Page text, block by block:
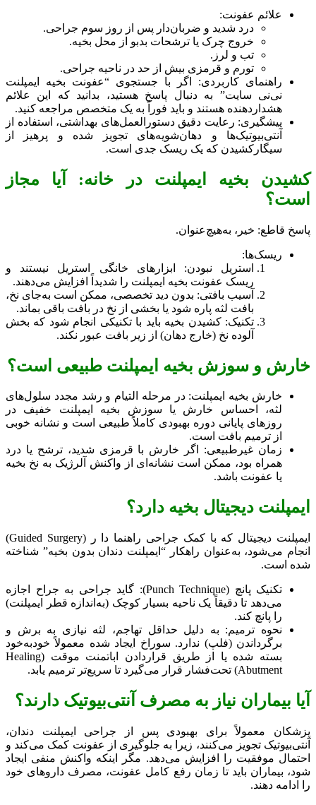
علائم عفونت:
درد شدید و ضربان‌دار پس از روز سوم جراحی.
خروج چرک یا ترشحات بدبو از محل بخیه.
تب و لرز.
تورم و قرمزی بیش از حد در ناحیه جراحی.
راهنمای کاربردی: اگر با جستجوی “عفونت بخیه ایمپلنت
نی‌نی سایت” به دنبال پاسخ هستید، بدانید که این علائم
هشداردهنده هستند و باید فوراً به یک متخصص مراجعه کنید.
پیشگیری: رعایت دقیق دستورالعمل‌های بهداشتی، استفاده از
آنتی‌بیوتیک‌ها و دهان‌شویه‌های تجویز شده و پرهیز از
سیگارکشیدن که یک ریسک جدی است.
کشیدن بخیه ایمپلنت در خانه: آیا مجاز
است؟
پاسخ قاطع: خیر، به‌هیچ‌عنوان.
ریسک‌ها:
استریل نبودن: ابزارهای خانگی استریل نیستند و
ریسک عفونت بخیه ایمپلنت را شدیداً افزایش می‌دهند.
آسیب بافتی: بدون دید تخصصی، ممکن است به‌جای نخ،
بافت لثه پاره شود یا بخشی از نخ در بافت باقی بماند.
تکنیک: کشیدن بخیه باید با تکنیکی انجام شود که بخش
آلوده نخ (خارج دهان) از زیر بافت عبور نکند.
خارش و سوزش بخیه ایمپلنت طبیعی است؟
خارش بخیه ایمپلنت: در مرحله التیام و رشد مجدد سلول‌های
لثه، احساس خارش یا سوزش بخیه ایمپلنت خفیف در
روزهای پایانی دوره بهبودی کاملاً طبیعی است و نشانه خوبی
از ترمیم بافت است.
زمان غیرطبیعی: اگر خارش با قرمزی شدید، ترشح یا درد
همراه بود، ممکن است نشانه‌ای از واکنش آلرژیک به نخ بخیه
یا عفونت باشد.
ایمپلنت دیجیتال بخیه دارد؟
ایمپلنت دیجیتال که با کمک جراحی راهنما دا ر (Guided Surgery)
انجام می‌شود، به‌عنوان راهکار “ایمپلنت دندان بدون بخیه” شناخته
شده است.
تکنیک پانچ (Punch Technique): گاید جراحی به جراح اجازه
می‌دهد تا دقیقاً یک ناحیه بسیار کوچک (به‌اندازه قطر ایمپلنت)
را پانچ کند.
نحوه ترمیم: به دلیل حداقل تهاجم، لثه نیازی به برش و
برگرداندن (فلپ) ندارد. سوراخ ایجاد شده معمولاً خودبه‌خود
بسته شده یا از طریق قراردادن اباتمنت موقت (Healing
Abutment) تحت‌فشار قرار می‌گیرد تا سریع‌تر ترمیم یابد.
آیا بیماران نیاز به مصرف آنتی‌بیوتیک دارند؟
پزشکان معمولاً برای بهبودی پس از جراحی ایمپلنت دندان،
آنتی‌بیوتیک تجویز می‌کنند، زیرا به جلوگیری از عفونت کمک می‌کند و
احتمال موفقیت را افزایش می‌دهد. مگر اینکه واکنش منفی ایجاد
شود، بیماران باید تا زمان رفع کامل عفونت، مصرف داروهای خود
را ادامه دهند.